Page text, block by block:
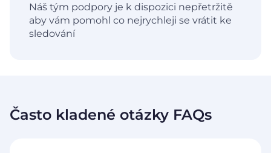
Náš tým podpory je k dispozici nepřetržitě
aby vám pomohl co nejrychleji se vrátit ke
sledování
Často kladené otázky FAQs